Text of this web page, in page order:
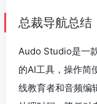
总裁导航总结
Audo Studio是一
的AI工具，操作简
线教育者和音频编